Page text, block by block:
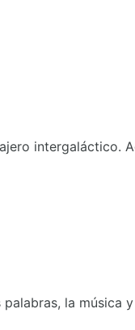
intergaláctico.
palabras, la música